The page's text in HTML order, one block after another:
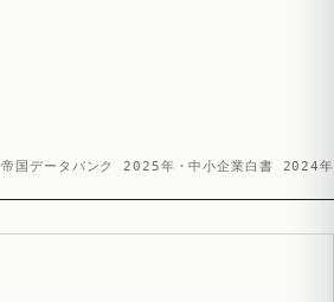
帝国データバンク 2025年・中小企業白書 2024年